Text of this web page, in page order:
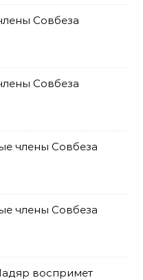
Совбеза
Совбеза
члены Совбеза
члены Совбеза
воспримет